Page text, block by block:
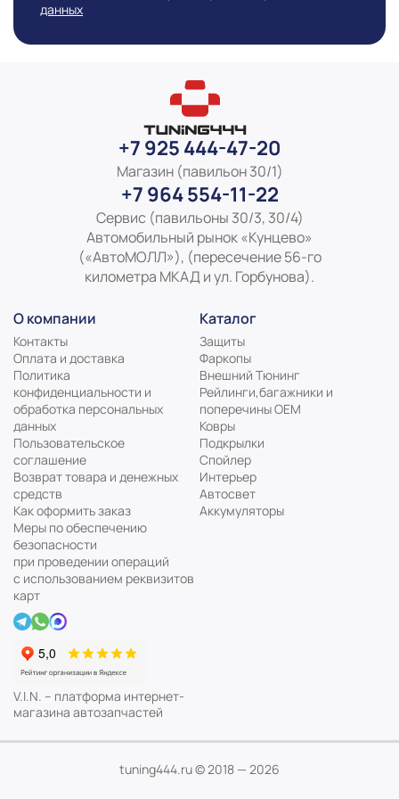
данных
+7 925 444-47-20
Магазин (павильон 30/1)
+7 964 554-11-22
Сервис (павильоны 30/3, 30/4)
Автомобильный рынок «Кунцево»
(«АвтоМОЛЛ»), (пересечение 56-го
километра МКАД и ул. Горбунова).
О компании
Контакты
Оплата и доставка
Политика
конфиденциальности и
обработка персональных
данных
Пользовательское
соглашение
Возврат товара и денежных
средств
Как оформить заказ
Меры по обеспечению
безопасности
при проведении операций
с использованием реквизитов
карт
V.I.N. – платформа интернет-
магазина автозапчастей
Каталог
Защиты
Фаркопы
Внешний Тюнинг
Рейлинги,багажники и
поперечины ОЕМ
Ковры
Подкрылки
Спойлер
Интерьер
Автосвет
Аккумуляторы
tuning444.ru © 2018 — 2026
Узнать подробнее...
Понятно